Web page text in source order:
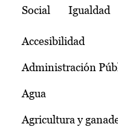
Social Igualdad
Accesibilidad
Administración
Agua
Agricultura y